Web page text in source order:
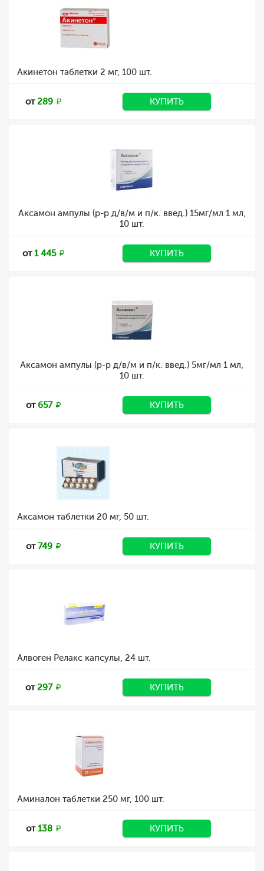
Акинетон таблетки 2 мг, 100 шт.
от289 КУПИТЬ
Аксамон ампулы (р-р д/в/м и п/к. введ.) 15мг/мл 1 мл,
10 шт.
от1 445 КУПИТЬ
Аксамон ампулы (р-р д/в/м и п/к. введ.) 5мг/мл 1 мл,
10 шт.
от657 КУПИТЬ
Аксамон таблетки 20 мг, 50 шт.
от749 КУПИТЬ
Алвоген Релакс капсулы, 24 шт.
от297 КУПИТЬ
Аминалон таблетки 250 мг, 100 шт.
от138 КУПИТЬ